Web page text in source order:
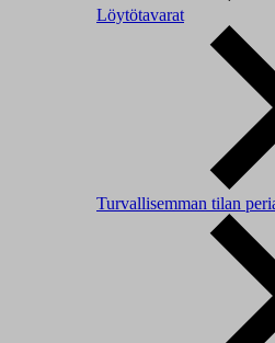
Löytötavarat
Turvallisemman tilan